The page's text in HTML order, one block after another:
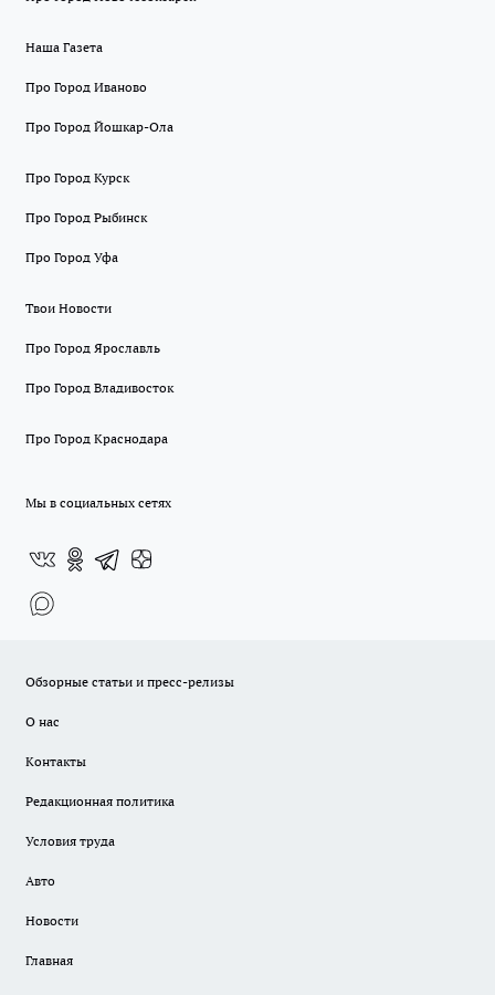
Наша Газета
Про Город Иваново
Про Город Йошкар-Ола
Про Город Курск
Про Город Рыбинск
Про Город Уфа
Твои Новости
Про Город Ярославль
Про Город Владивосток
Про Город Краснодара
Мы в социальных сетях
Обзорные статьи и пресс-релизы
О нас
Контакты
Редакционная политика
Условия труда
Авто
Новости
Главная